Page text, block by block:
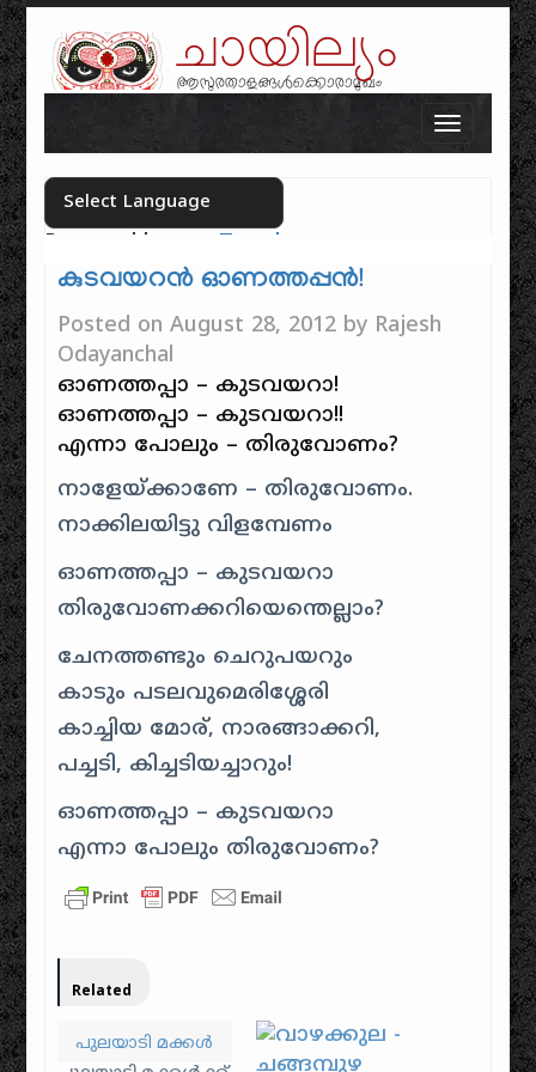
ചായില്യം
ആസുരതാളങ്ങൾക്കൊരാമുഖം
Skip to content
Toggle
Powered by Translate
കുടവയറൻ ഓണത്തപ്പൻ!
Posted onAugust 28, 2012 by Rajesh
Odayanchal
ഓണത്തപ്പാ – കുടവയറാ!
ഓണത്തപ്പാ – കുടവയറാ!!
എന്നാ പോലും – തിരുവോണം?
നാളേയ്ക്കാണേ – തിരുവോണം.
നാക്കിലയിട്ടു വിളമ്പേണം
ഓണത്തപ്പാ – കുടവയറാ
തിരുവോണക്കറിയെന്തെല്ലാം?
ചേനത്തണ്ടും ചെറുപയറും
കാടും പടലവുമെരിശ്ശേരി
കാച്ചിയ മോര്, നാരങ്ങാക്കറി,
പച്ചടി, കിച്ചടിയച്ചാറും!
ഓണത്തപ്പാ – കുടവയറാ
എന്നാ പോലും തിരുവോണം?
Related
പുലയാടി മക്കൾ